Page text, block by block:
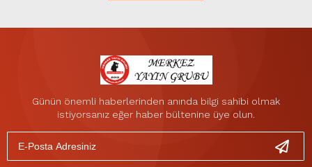
Günün önemli haberlerinden anında bilgi sahibi olmak
istiyorsanız eğer haber bültenine üye olun.